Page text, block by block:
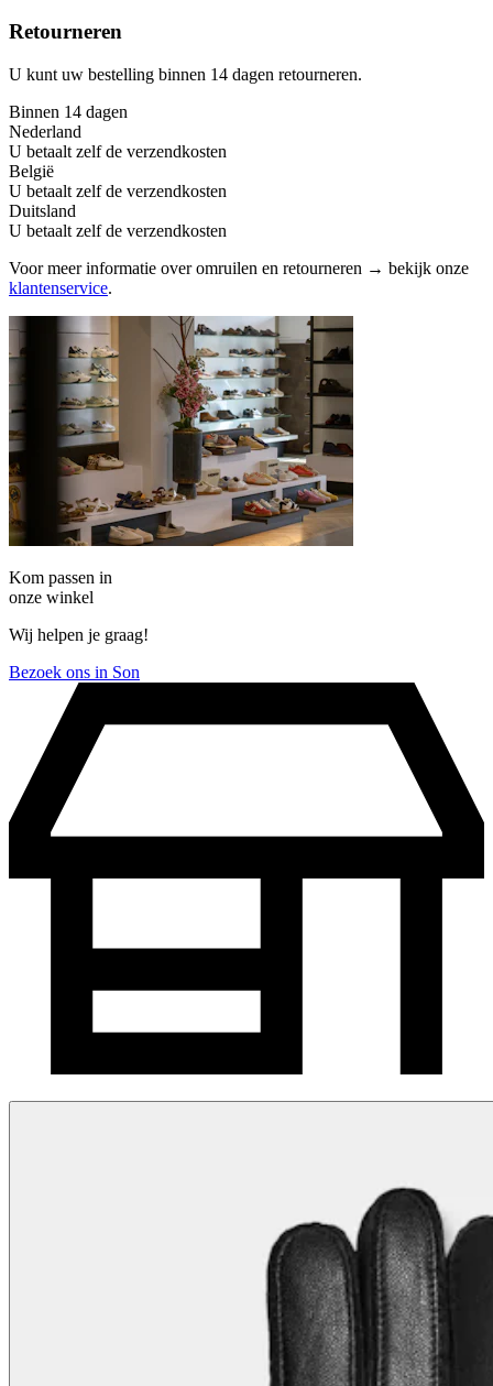
Retourneren
U kunt uw bestelling binnen 14 dagen retourneren.
Binnen 14 dagen
Nederland
U betaalt zelf de verzendkosten
België
U betaalt zelf de verzendkosten
Duitsland
U betaalt zelf de verzendkosten
Voor meer informatie over omruilen en retourneren → bekijk onze
klantenservice.
Kom passen in
onze winkel
Wij helpen je graag!
Bezoek ons in Son